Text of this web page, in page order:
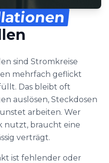
sind Stromkreise
mehrfach geflickt
Das bleibt oft
auslösen, Steckdosen
arbeiten. Wer
nutzt, braucht eine
verträgt.
ist fehlender oder